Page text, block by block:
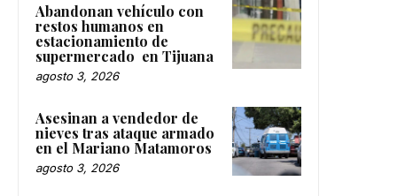
Abandonan vehículo con
restos humanos en
estacionamiento de
supermercado en Tijuana
agosto 3, 2026
Asesinan a vendedor de
nieves tras ataque armado
en el Mariano Matamoros
agosto 3, 2026